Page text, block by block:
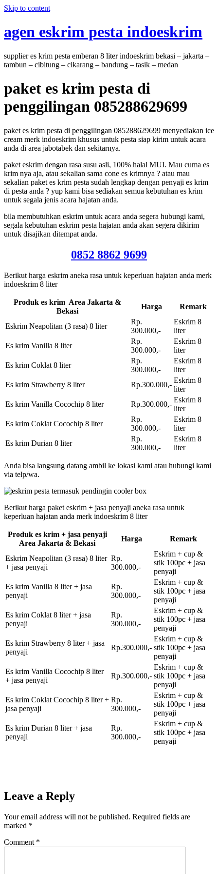
Skip to content
agen eskrim pesta indoeskrim
supplier es krim pesta emberan 8 liter indoeskrim bekasi – jakarta –
tambun – cibitung – cikarang – bandung – tasik – medan
paket es krim pesta di
penggilingan 085288629699
paket es krim pesta di penggilingan 085288629699 menyediakan ice
cream merk indoeskrim khusus untuk pesta siap kirim untuk acara
anda di area jabotabek dan sekitarnya.
paket eskrim dengan rasa susu asli, 100% halal MUI. Mau cuma es
krim nya aja, atau sekalian sama cone es krimnya ? atau mau
sekalian paket es krim pesta sudah lengkap dengan penyaji es krim
di pesta anda ? yup kami bisa sediakan semua kebutuhan es krim
untuk segala jenis acara hajatan anda.
bila membutuhkan eskrim untuk acara anda segera hubungi kami,
segala kebutuhan eskrim pesta hajatan anda akan segera dikirim
untuk disajikan ditempat anda.
0852 8862 9699
Berikut harga eskrim aneka rasa untuk keperluan hajatan anda merk
indoeskrim 8 liter
Produk es krim Area Jakarta &
Bekasi
Harga Remark
Eskrim Neapolitan (3 rasa) 8 liter
Rp.
300.000,-
Eskrim 8
liter
Es krim Vanilla 8 liter
Rp.
300.000,-
Eskrim 8
liter
Es krim Coklat 8 liter
Rp.
300.000,-
Eskrim 8
liter
Es krim Strawberry 8 liter
Rp.300.000,-
Eskrim 8
liter
Es krim Vanilla Cocochip 8 liter
Rp.300.000,-
Eskrim 8
liter
Es krim Coklat Cocochip 8 liter
Rp.
300.000,-
Eskrim 8
liter
Es krim Durian 8 liter
Rp.
300.000,-
Eskrim 8
liter
Anda bisa langsung datang ambil ke lokasi kami atau hubungi kami
via telp/wa.
Berikut harga paket eskrim + jasa penyaji aneka rasa untuk
keperluan hajatan anda merk indoeskrim 8 liter
Produk es krim + jasa penyaji
Area Jakarta & Bekasi
Harga Remark
Eskrim Neapolitan (3 rasa) 8 liter
+ jasa penyaji
Rp.
300.000,-
Eskrim + cup &
stik 100pc + jasa
penyaji
Es krim Vanilla 8 liter + jasa
penyaji
Rp.
300.000,-
Eskrim + cup &
stik 100pc + jasa
penyaji
Es krim Coklat 8 liter + jasa
penyaji
Rp.
300.000,-
Eskrim + cup &
stik 100pc + jasa
penyaji
Es krim Strawberry 8 liter + jasa
penyaji
Rp.300.000,-
Eskrim + cup &
stik 100pc + jasa
penyaji
Es krim Vanilla Cocochip 8 liter
+ jasa penyaji
Rp.300.000,-
Eskrim + cup &
stik 100pc + jasa
penyaji
Es krim Coklat Cocochip 8 liter +
jasa penyaji
Rp.
300.000,-
Eskrim + cup &
stik 100pc + jasa
penyaji
Es krim Durian 8 liter + jasa
penyaji
Rp.
300.000,-
Eskrim + cup &
stik 100pc + jasa
penyaji
Leave a Reply
Your email address will not be published. Required fields are
marked *
Comment *